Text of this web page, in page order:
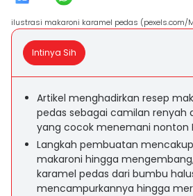
ilustrasi makaroni karamel pedas (pexels.com/
Intinya Sih
Artikel menghadirkan resep
pedas sebagai camilan renyah
yang cocok menemani nonton
Langkah pembuatan
makaroni hingga
karamel pedas dari bumbu
mencampurkannya hingga